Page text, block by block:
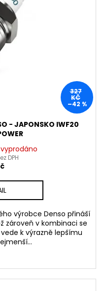
327
KČ
–42 %
- JAPONSKO IWF20
DPH
výrobce Denso přináší
zároveň v kombinaci se
k výrazně lepšímu